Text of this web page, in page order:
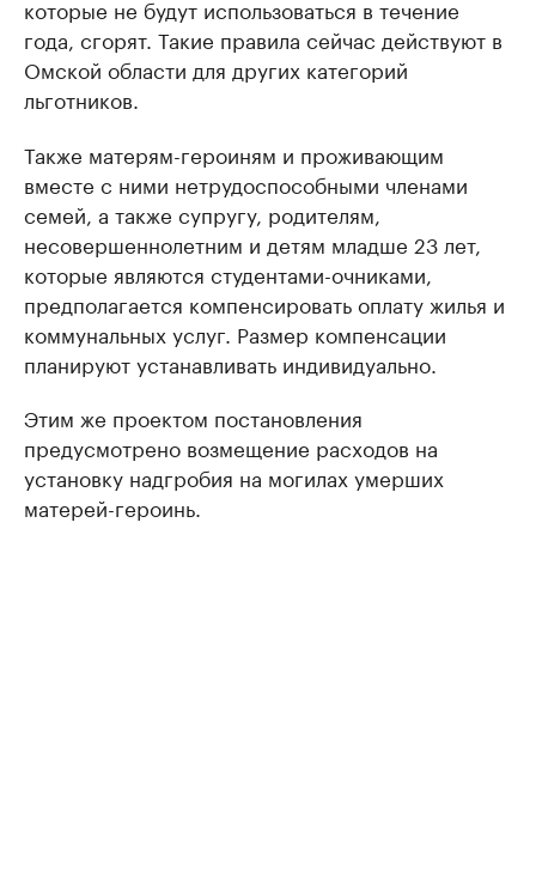
которые не будут использоваться в течение
года, сгорят. Такие правила сейчас действуют в
Омской области для других категорий
льготников.
Также матерям-героиням и проживающим
вместе с ними нетрудоспособными членами
семей, а также супругу, родителям,
несовершеннолетним и детям младше 23 лет,
которые являются студентами-очниками,
предполагается компенсировать оплату жилья и
коммунальных услуг. Размер компенсации
планируют устанавливать индивидуально.
Этим же проектом постановления
предусмотрено возмещение расходов на
установку надгробия на могилах умерших
матерей-героинь.